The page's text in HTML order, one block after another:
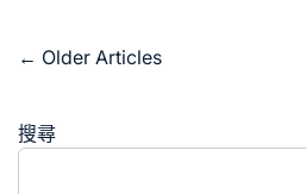
文
導
覽
← Older Articles
搜尋